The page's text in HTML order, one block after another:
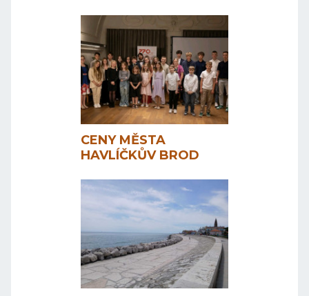
CENY MĚSTA
HAVLÍČKŮV BROD